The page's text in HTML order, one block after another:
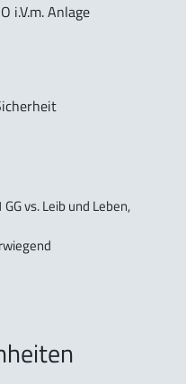
i.V.m. Anlage
vs. Leib und Leben,